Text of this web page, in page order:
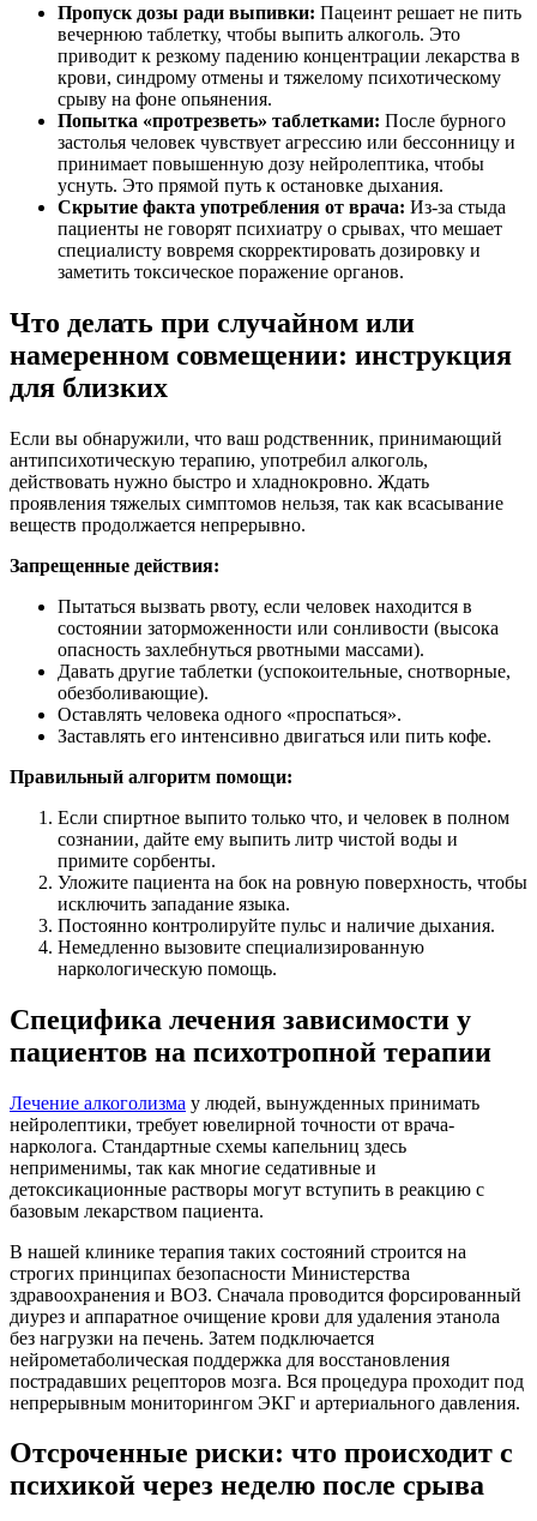
Пропуск дозы ради выпивки: Пацеинт решает не пить
вечернюю таблетку, чтобы выпить алкоголь. Это
приводит к резкому падению концентрации лекарства в
крови, синдрому отмены и тяжелому психотическому
срыву на фоне опьянения.
Попытка «протрезветь» таблетками: После бурного
застолья человек чувствует агрессию или бессонницу и
принимает повышенную дозу нейролептика, чтобы
уснуть. Это прямой путь к остановке дыхания.
Скрытие факта употребления от врача: Из-за стыда
пациенты не говорят психиатру о срывах, что мешает
специалисту вовремя скорректировать дозировку и
заметить токсическое поражение органов.
Что делать при случайном или
намеренном совмещении: инструкция
для близких
Если вы обнаружили, что ваш родственник, принимающий
антипсихотическую терапию, употребил алкоголь,
действовать нужно быстро и хладнокровно. Ждать
проявления тяжелых симптомов нельзя, так как всасывание
веществ продолжается непрерывно.
Запрещенные действия:
Пытаться вызвать рвоту, если человек находится в
состоянии заторможенности или сонливости (высока
опасность захлебнуться рвотными массами).
Давать другие таблетки (успокоительные, снотворные,
обезболивающие).
Оставлять человека одного «проспаться».
Заставлять его интенсивно двигаться или пить кофе.
Правильный алгоритм помощи:
Если спиртное выпито только что, и человек в полном
сознании, дайте ему выпить литр чистой воды и
примите сорбенты.
Уложите пациента на бок на ровную поверхность, чтобы
исключить западание языка.
Постоянно контролируйте пульс и наличие дыхания.
Немедленно вызовите специализированную
наркологическую помощь.
Специфика лечения зависимости у
пациентов на психотропной терапии
Лечение алкоголизма у людей, вынужденных принимать
нейролептики, требует ювелирной точности от врача-
нарколога. Стандартные схемы капельниц здесь
неприменимы, так как многие седативные и
детоксикационные растворы могут вступить в реакцию с
базовым лекарством пациента.
В нашей клинике терапия таких состояний строится на
строгих принципах безопасности Министерства
здравоохранения и ВОЗ. Сначала проводится форсированный
диурез и аппаратное очищение крови для удаления этанола
без нагрузки на печень. Затем подключается
нейрометаболическая поддержка для восстановления
пострадавших рецепторов мозга. Вся процедура проходит под
непрерывным мониторингом ЭКГ и артериального давления.
Отсроченные риски: что происходит с
психикой через неделю после срыва